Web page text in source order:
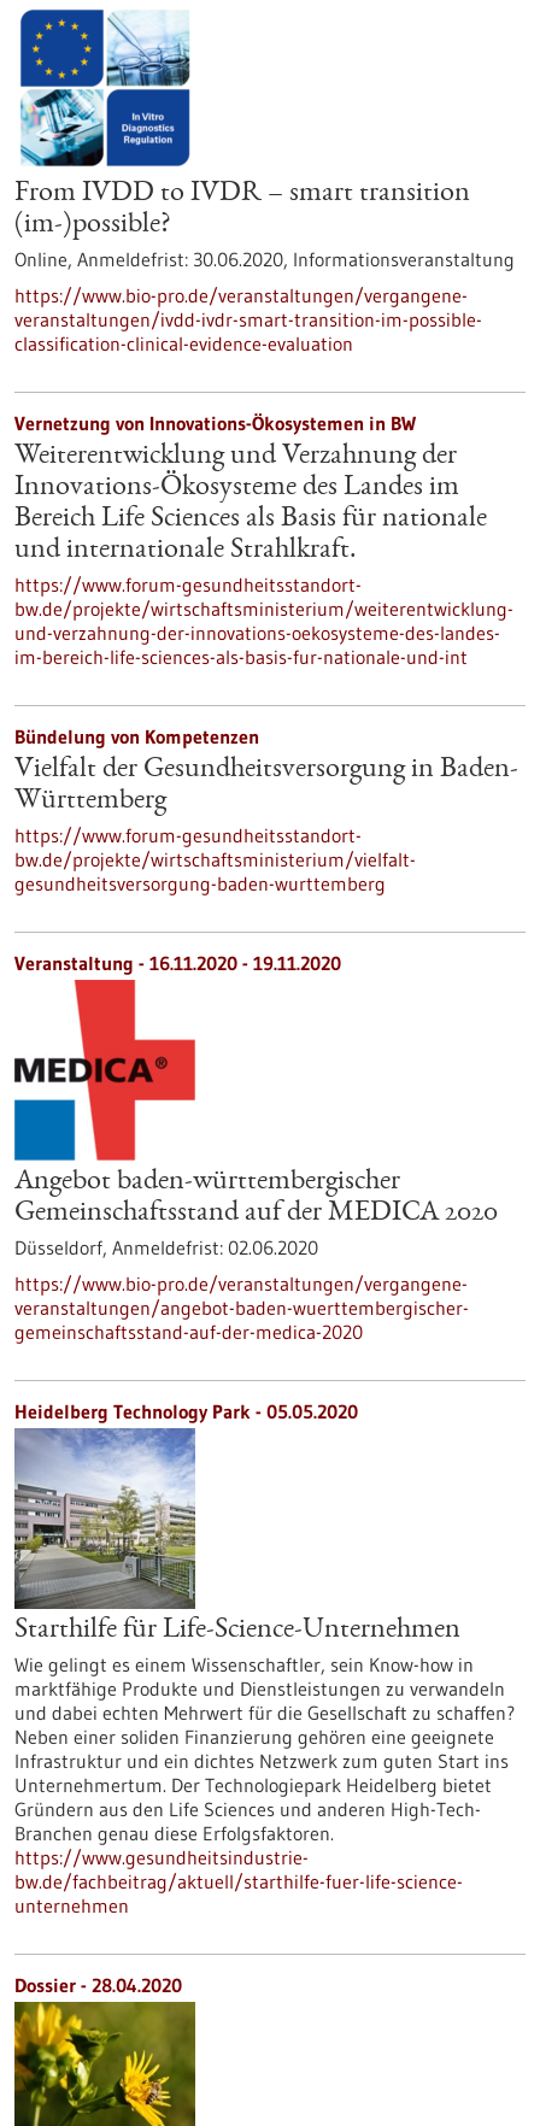
From IVDD to IVDR – smart transition
(im-)possible?
Online, Anmeldefrist: 30.06.2020, Informationsveranstaltung
https://www.bio-pro.de/veranstaltungen/vergangene-
veranstaltungen/ivdd-ivdr-smart-transition-im-possible-
classification-clinical-evidence-evaluation
Vernetzung von Innovations-Ökosystemen in BW
Weiterentwicklung und Verzahnung der
Innovations-Ökosysteme des Landes im
Bereich Life Sciences als Basis für nationale
und internationale Strahlkraft.
https://www.forum-gesundheitsstandort-
bw.de/projekte/wirtschaftsministerium/weiterentwicklung-
und-verzahnung-der-innovations-oekosysteme-des-landes-
im-bereich-life-sciences-als-basis-fur-nationale-und-int
Bündelung von Kompetenzen
Vielfalt der Gesundheitsversorgung in Baden-
Württemberg
https://www.forum-gesundheitsstandort-
bw.de/projekte/wirtschaftsministerium/vielfalt-
gesundheitsversorgung-baden-wurttemberg
Veranstaltung - 16.11.2020 - 19.11.2020
Angebot baden-württembergischer
Gemeinschaftsstand auf der MEDICA 2020
Düsseldorf, Anmeldefrist: 02.06.2020
https://www.bio-pro.de/veranstaltungen/vergangene-
veranstaltungen/angebot-baden-wuerttembergischer-
gemeinschaftsstand-auf-der-medica-2020
Heidelberg Technology Park - 05.05.2020
Starthilfe für Life-Science-Unternehmen
Wie gelingt es einem Wissenschaftler, sein Know-how in
marktfähige Produkte und Dienstleistungen zu verwandeln
und dabei echten Mehrwert für die Gesellschaft zu schaffen?
Neben einer soliden Finanzierung gehören eine geeignete
Infrastruktur und ein dichtes Netzwerk zum guten Start ins
Unternehmertum. Der Technologiepark Heidelberg bietet
Gründern aus den Life Sciences und anderen High-Tech-
Branchen genau diese Erfolgsfaktoren.
https://www.gesundheitsindustrie-
bw.de/fachbeitrag/aktuell/starthilfe-fuer-life-science-
unternehmen
Dossier - 28.04.2020